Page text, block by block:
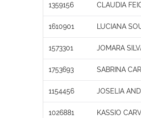
1359156 CLAUDIA
1610901 LUCIANA
1573301 JOMARA
1753693 SABRINA
1154456 JOSELIA
1026881 KASSIO